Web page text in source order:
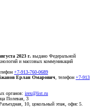
2023 г. выдано Федеральной
и массовых коммуникаций
+7-913-760-0689
Ерлан Омарович , телефон +7-913
органов: irex@list.ru
Полевая, 3
10, цокольный этаж, офис 5.